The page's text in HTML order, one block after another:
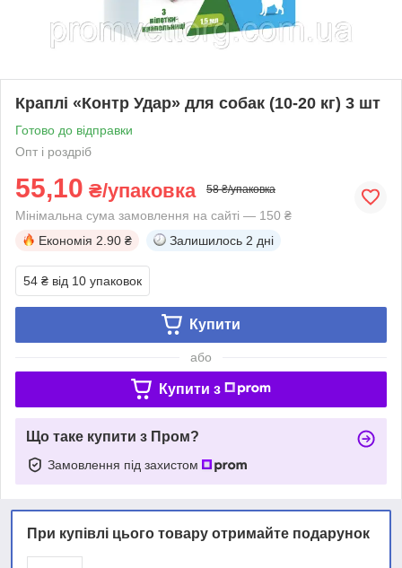
Краплі «Контр Удар» для собак (10-20 кг) 3 шт
Готово до відправки
Опт і роздріб
55,10 ₴/упаковка 58 ₴/упаковка
Мінімальна сума замовлення на сайті — 150 ₴
Економія 2.90 ₴ Залишилось 2 дні
54 ₴ від 10 упаковок
Купити
або
Купити з
Що таке купити з Пром?
Замовлення під захистом
При купівлі цього товару отримайте подарунок